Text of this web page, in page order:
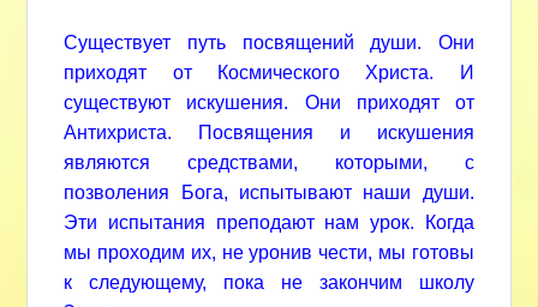
Существует путь посвящений души. Они
приходят от Космического Христа. И
существуют искушения. Они приходят от
Антихриста. Посвящения и искушения
являются средствами, которыми, с
позволения Бога, испытывают наши души.
Эти испытания преподают нам урок. Когда
мы проходим их, не уронив чести, мы готовы
к следующему, пока не закончим школу